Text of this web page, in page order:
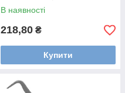
В наявності
218,80 ₴
Купити